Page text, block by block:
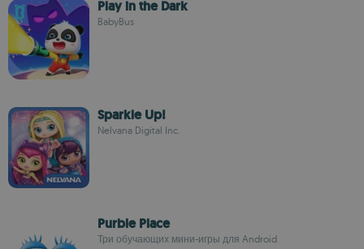
Play in the Dark
BabyBus
Sparkle Up!
Nelvana Digital Inc.
Purble Place
Три обучающих мини-игры для Android